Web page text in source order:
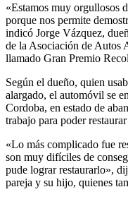
«Estamos muy orgullosos
porque nos permite
indicó Jorge Vázquez,
de la Asociación de Autos
llamado Gran Premio
Según el dueño, quien
alargado, el automóvil se
Cordoba, en estado de
trabajo para poder
«Lo más complicado fue
son muy difíciles de
pude lograr restaurarlo»,
pareja y su hijo, quienes